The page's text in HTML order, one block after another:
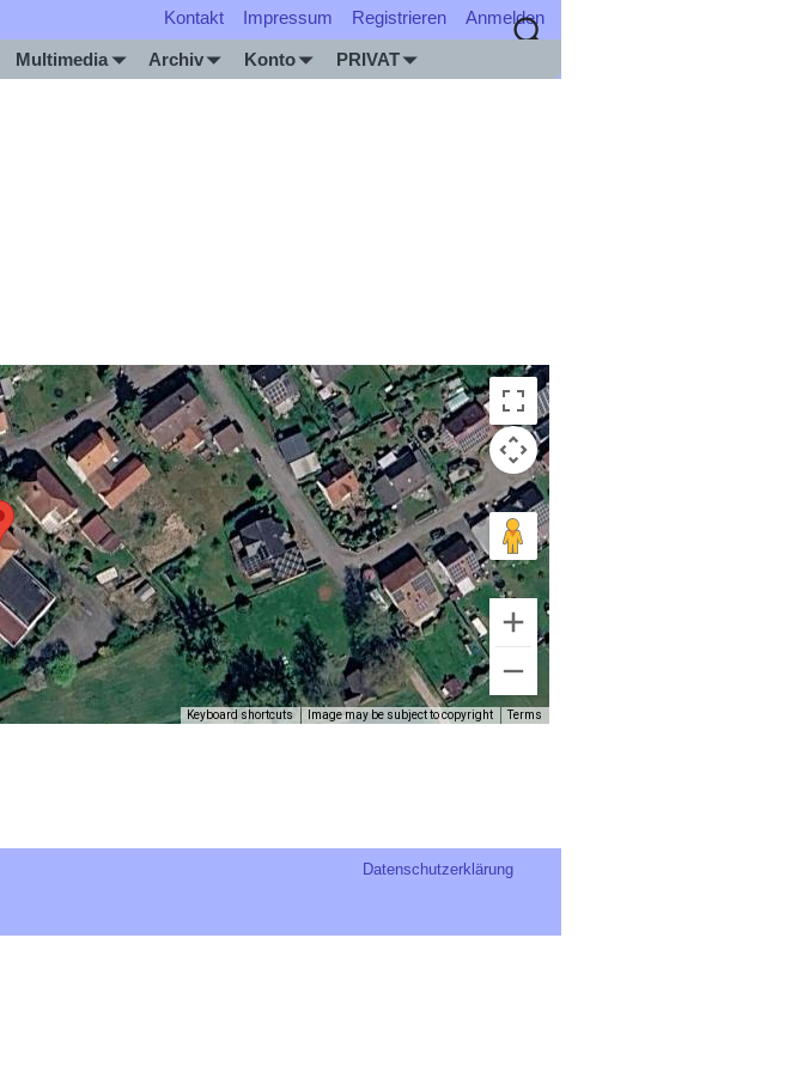
Kontakt Impressum Registrieren Anmelden
Multimedia Archiv Konto PRIVAT
Keyboard shortcuts Image may be subject to copyright Terms
Datenschutzerklärung